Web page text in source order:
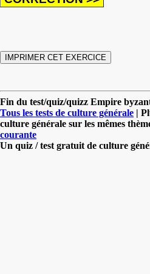
Fin du test/quiz/quizz Empire
Tous les tests de culture générale |
culture générale sur les mêmes
courante
Un quiz / test gratuit de culture